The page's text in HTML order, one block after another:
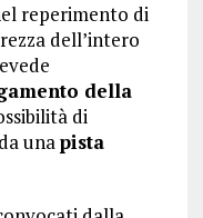
reperimento di
dell’intero
della
di
unapista